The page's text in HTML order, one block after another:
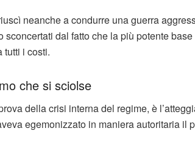
neanche a condurre una guerra
sconcertati dal fatto che la più potente
tutti i costi.
che si sciolse
della crisi interna del regime, è
egemonizzato in maniera autoritaria il